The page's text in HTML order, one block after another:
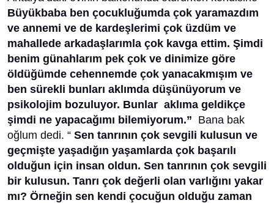
Büyükbaba ben çocukluğumda çok yaramazdım
ve annemi ve de kardeşlerimi çok üzdüm ve
mahallede arkadaşlarımla çok kavga ettim. Şimdi
benim günahlarım pek çok ve dinimize göre
öldüğümde cehennemde çok yanacakmışım ve
ben sürekli bunları aklımda düşünüyorum ve
psikolojim bozuluyor. Bunlar aklıma geldikçe
şimdi ne yapacağımı bilemiyorum.” Bana bak
oğlum dedi. “ Sen tanrının çok sevgili kulusun ve
geçmişte yaşadığın yaşamlarda çok başarılı
olduğun için insan oldun. Sen tanrının çok sevgili
bir kulusun. Tanrı çok değerli olan varlığını yakar
mı? Örneğin sen kendi çocuğun olduğu zaman